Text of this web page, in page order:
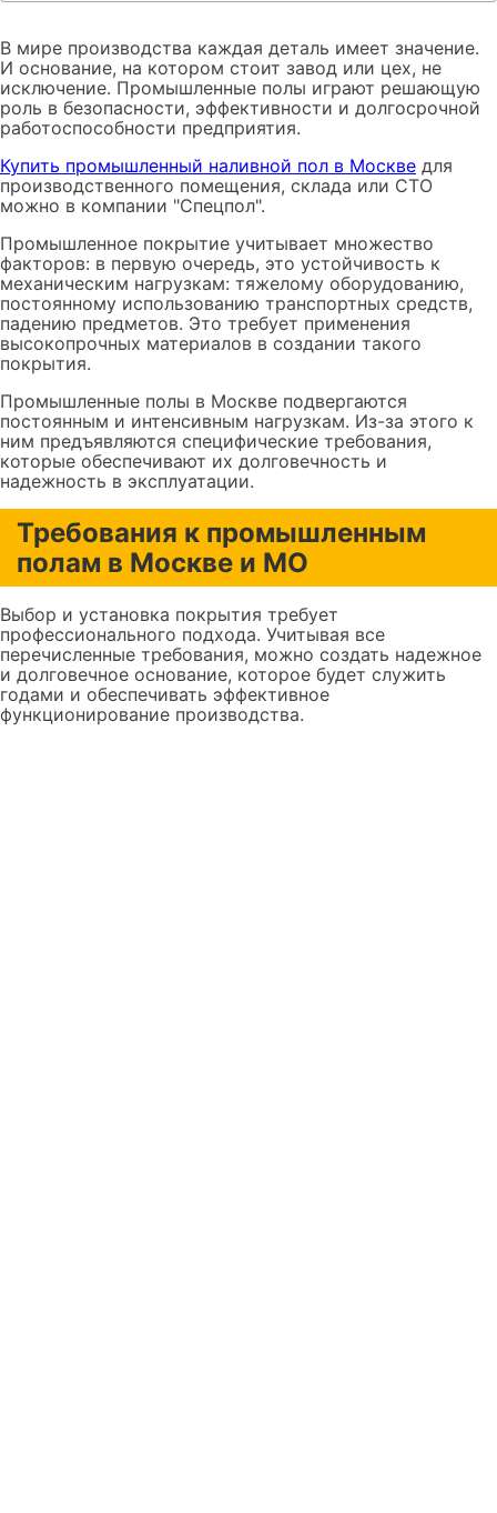
В мире производства каждая деталь имеет значение.
И основание, на котором стоит завод или цех, не
исключение. Промышленные полы играют решающую
роль в безопасности, эффективности и долгосрочной
работоспособности предприятия.
Купить промышленный наливной пол в Москве для
производственного помещения, склада или СТО
можно в компании "Спецпол".
Промышленное покрытие учитывает множество
факторов: в первую очередь, это устойчивость к
механическим нагрузкам: тяжелому оборудованию,
постоянному использованию транспортных средств,
падению предметов. Это требует применения
высокопрочных материалов в создании такого
покрытия.
Промышленные полы в Москве подвергаются
постоянным и интенсивным нагрузкам. Из-за этого к
ним предъявляются специфические требования,
которые обеспечивают их долговечность и
надежность в эксплуатации.
Требования к промышленным
полам в Москве и МО
Выбор и установка покрытия требует
профессионального подхода. Учитывая все
перечисленные требования, можно создать надежное
и долговечное основание, которое будет служить
годами и обеспечивать эффективное
функционирование производства.